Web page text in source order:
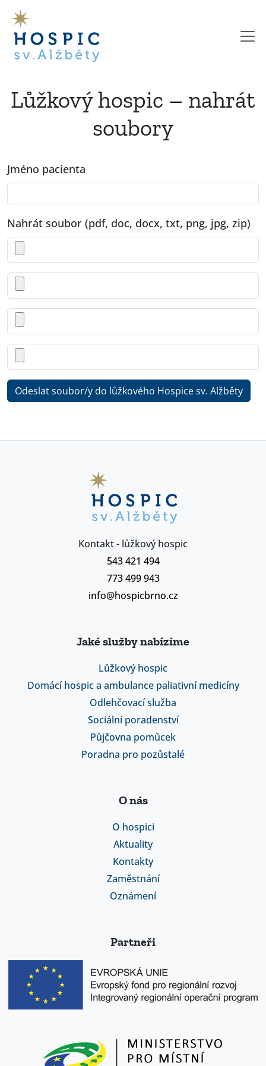
Lůžkový hospic – nahrát
soubory
Jméno pacienta
Nahrát soubor (pdf, doc, docx, txt, png, jpg, zip)
Kontakt - lůžkový hospic
543 421 494
773 499 943
info@hospicbrno.cz
Jaké služby nabízíme
Lůžkový hospic
Domácí hospic a ambulance paliativní medicíny
Odlehčovací služba
Sociální poradenství
Půjčovna pomůcek
Poradna pro pozůstalé
O nás
O hospici
Aktuality
Kontakty
Zaměstnání
Oznámení
Partneři